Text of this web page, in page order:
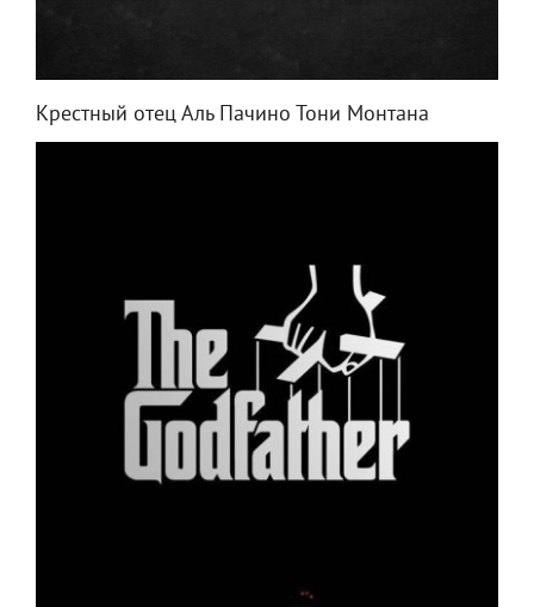
Крестный отец Аль Пачино Тони Монтана